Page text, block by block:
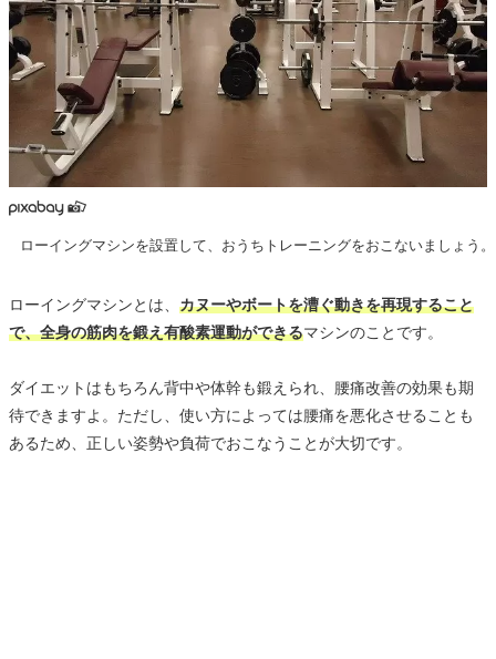
ローイングマシンを設置して、おうちトレーニングをおこないましょう。
ローイングマシンとは、 カヌーやボートを漕ぐ動きを再現すること
で、全身の筋肉を鍛え有酸素運動ができるマシンのことです。
ダイエットはもちろん背中や体幹も鍛えられ、腰痛改善の効果も期
待できますよ。ただし、使い方によっては腰痛を悪化させることも
あるため、正しい姿勢や負荷でおこなうことが大切です。